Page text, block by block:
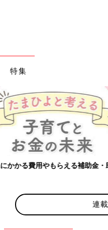
特集
【ワクチン接種できるものも】
連